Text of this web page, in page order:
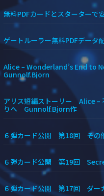
無料PDFカードとスターターで
ゲートルーラー無料PDFデータ
Alice – Wonderland’s End
Gunnolf.Bjorn
アリス短編ストーリー Alice –
りへ Gunnolf.Bjorn作
６弾カード公開 第18回 その
６弾カード公開 第19回
６弾カード公開 第17回 ダー